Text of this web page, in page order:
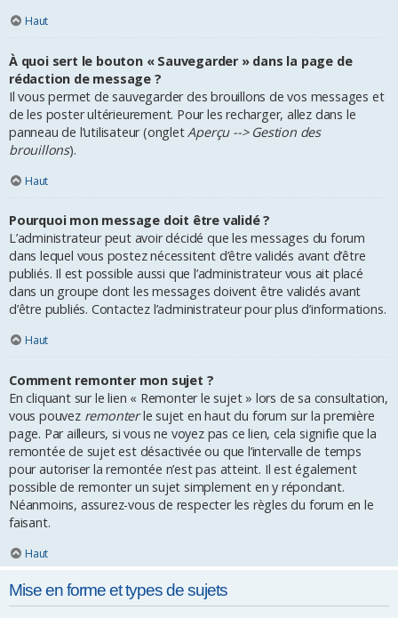
Haut
À quoi sert le bouton « Sauvegarder » dans la page de
rédaction de message ?
Il vous permet de sauvegarder des brouillons de vos messages et
de les poster ultérieurement. Pour les recharger, allez dans le
panneau de l’utilisateur (onglet Aperçu --> Gestion des
brouillons).
Haut
Pourquoi mon message doit être validé ?
L’administrateur peut avoir décidé que les messages du forum
dans lequel vous postez nécessitent d’être validés avant d’être
publiés. Il est possible aussi que l’administrateur vous ait placé
dans un groupe dont les messages doivent être validés avant
d’être publiés. Contactez l’administrateur pour plus d’informations.
Haut
Comment remonter mon sujet ?
En cliquant sur le lien « Remonter le sujet » lors de sa consultation,
vous pouvez remonterle sujet en haut du forum sur la première
page. Par ailleurs, si vous ne voyez pas ce lien, cela signifie que la
remontée de sujet est désactivée ou que l’intervalle de temps
pour autoriser la remontée n’est pas atteint. Il est également
possible de remonter un sujet simplement en y répondant.
Néanmoins, assurez-vous de respecter les règles du forum en le
faisant.
Haut
Mise en forme et types de sujets